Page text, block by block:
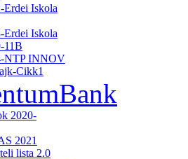
Erdei Iskola
Erdei Iskola
11B
NTP INNOV
Cikk1
2020-
2021
lista 2.0